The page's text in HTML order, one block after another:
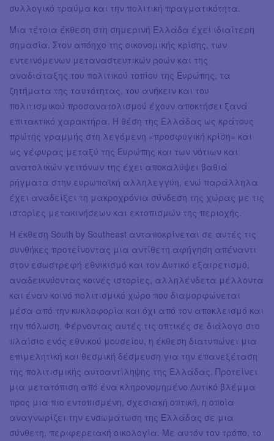
συλλογικό τραύμα και την πολιτική πραγματικότητα.
Μια τέτοια έκθεση στη σημερινή Ελλάδα έχει ιδιαίτερη
σημασία. Στον απόηχο της οικονομικής κρίσης, των
εντεινόμενων μεταναστευτικών ροών και της
αναδιάταξης του πολιτικού τοπίου της Ευρώπης, τα
ζητήματα της ταυτότητας, του ανήκειν και του
πολιτισμικού προσανατολισμού έχουν αποκτήσει ξανά
επιτακτικό χαρακτήρα. Η θέση της Ελλάδας ως κράτους
πρώτης γραμμής στη λεγόμενη «προσφυγική κρίση» και
ως γέφυρας μεταξύ της Ευρώπης και των νότιων και
ανατολικών γειτόνων της έχει αποκαλύψει βαθιά
ρήγματα στην ευρωπαϊκή αλληλεγγύη, ενώ παράλληλα
έχει αναδείξει τη μακροχρόνια σύνδεση της χώρας με τις
ιστορίες μετακινήσεων και εκτοπισμών της περιοχής.
Η έκθεση South by Southeast ανταποκρίνεται σε αυτές τις
συνθήκες προτείνοντας μια αντίθετη αφήγηση απέναντι
στον εσωστρεφή εθνικισμό και τον Δυτικό εξαιρετισμό,
αναδεικνύοντας κοινές ιστορίες, αλληλένδετα μέλλοντα
και έναν κοινό πολιτισμικό χώρο που διαμορφώνεται
μέσα από την κυκλοφορία και όχι από τον αποκλεισμό και
την πόλωση. Φέρνοντας αυτές τις οπτικές σε διάλογο στο
πλαίσιο ενός εθνικού μουσείου, η έκθεση διατυπώνει μια
επιμελητική και θεσμική δέσμευση για την επανεξέταση
της πολιτισμικής αυτοαντίληψης της Ελλάδας. Προτείνει
μια μετατόπιση από ένα κληρονομημένο Δυτικό βλέμμα
προς μια πιο εντοπισμένη, σχεσιακή οπτική, η οποία
αναγνωρίζει την ενσωμάτωση της Ελλάδας σε μια
σύνθετη, περιφερειακή οικολογία. Με αυτόν τον τρόπο, το